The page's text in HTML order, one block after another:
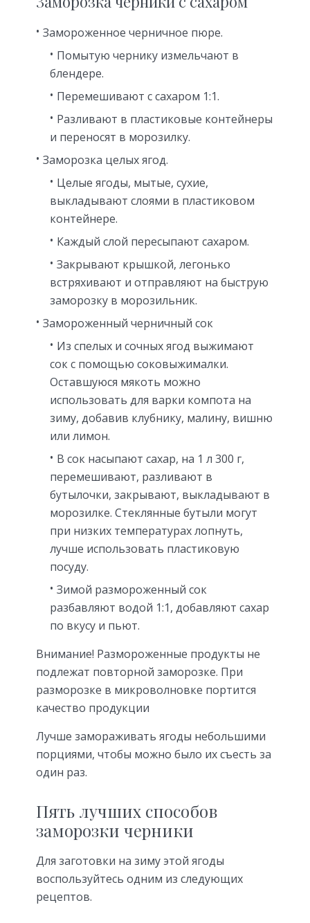
Замороженное черничное пюре.
Помытую чернику измельчают в
блендере.
Перемешивают с сахаром 1:1.
Разливают в пластиковые контейнеры
и переносят в морозилку.
Заморозка целых ягод.
Целые ягоды, мытые, сухие,
выкладывают слоями в пластиковом
контейнере.
Каждый слой пересыпают сахаром.
Закрывают крышкой, легонько
встряхивают и отправляют на быструю
заморозку в морозильник.
Замороженный черничный сок
Из спелых и сочных ягод выжимают
сок с помощью соковыжималки.
Оставшуюся мякоть можно
использовать для варки компота на
зиму, добавив клубнику, малину, вишню
или лимон.
В сок насыпают сахар, на 1 л 300 г,
перемешивают, разливают в
бутылочки, закрывают, выкладывают в
морозилке. Стеклянные бутыли могут
при низких температурах лопнуть,
лучше использовать пластиковую
посуду.
Зимой размороженный сок
разбавляют водой 1:1, добавляют сахар
по вкусу и пьют.
Внимание! Размороженные продукты не
подлежат повторной заморозке. При
разморозке в микроволновке портится
качество продукции
Лучше замораживать ягоды небольшими
порциями, чтобы можно было их съесть за
один раз.
Пять лучших способов
заморозки черники
Для заготовки на зиму этой ягоды
воспользуйтесь одним из следующих
рецептов.